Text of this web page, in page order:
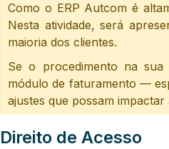
Como o ERP Autcom é
Nesta atividade, será
maioria dos clientes.
Se o procedimento na sua
módulo de faturamento —
ajustes que possam
Direito de Acesso